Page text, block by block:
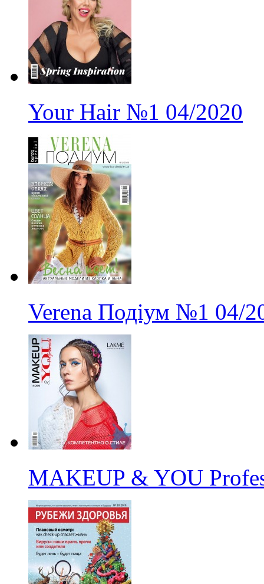
Your Hair №1 04/2020
Verena Подіум №1 04/
MAKEUP & YOU